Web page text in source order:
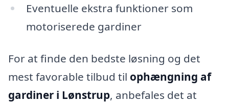
Eventuelle ekstra funktioner som
motoriserede gardiner
For at finde den bedste løsning og det
mest favorable tilbud til ophængning af
gardiner i Lønstrup, anbefales det at